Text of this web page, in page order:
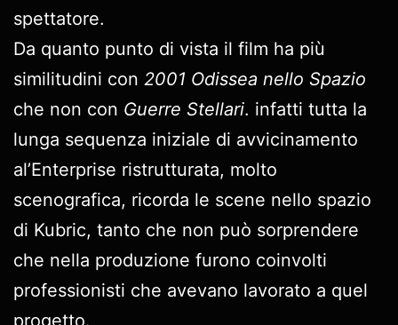
spettatore.
Da quanto punto di vista il film ha più
similitudini con 2001 Odissea nello Spazio
che non con Guerre Stellari. infatti tutta la
lunga sequenza iniziale di avvicinamento
al’Enterprise ristrutturata, molto
scenografica, ricorda le scene nello spazio
di Kubric, tanto che non può sorprendere
che nella produzione furono coinvolti
professionisti che avevano lavorato a quel
progetto.